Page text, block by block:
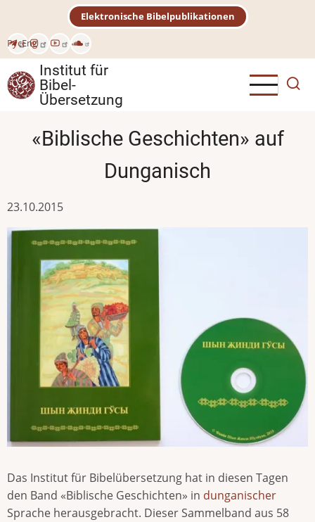
Inhalt
РусEng
Elektronische Bibelpublikationen
Institut für
Bibel-
Übersetzung
«Biblische Geschichten» auf
Dunganisch
23.10.2015
Das Institut für Bibelübersetzung hat in diesen Tagen
den Band «Biblische Geschichten» in dunganischer
Sprache herausgebracht. Dieser Sammelband aus 58